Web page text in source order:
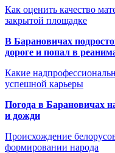
Как оценить качество
закрытой площадке
В Барановичах
дороге и попал в
Какие
успешной карьеры
Погода в Барановичах
и дожди
Происхождение
формировании народа